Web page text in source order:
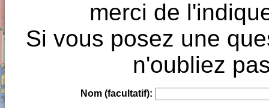
merci de
Si vous posez une
n'oubliez
Nom (facultatif):